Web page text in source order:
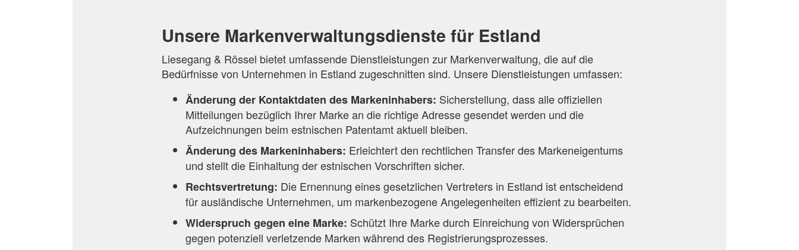
Unsere Markenverwaltungsdienste für Estland
Liesegang & Rössel bietet umfassende Dienstleistungen zur Markenverwaltung, die auf die
Bedürfnisse von Unternehmen in Estland zugeschnitten sind. Unsere Dienstleistungen umfassen:
Änderung der Kontaktdaten des Markeninhabers: Sicherstellung, dass alle offiziellen
Mitteilungen bezüglich Ihrer Marke an die richtige Adresse gesendet werden und die
Aufzeichnungen beim estnischen Patentamt aktuell bleiben.
Änderung des Markeninhabers: Erleichtert den rechtlichen Transfer des Markeneigentums
und stellt die Einhaltung der estnischen Vorschriften sicher.
Rechtsvertretung: Die Ernennung eines gesetzlichen Vertreters in Estland ist entscheidend
für ausländische Unternehmen, um markenbezogene Angelegenheiten effizient zu bearbeiten.
Widerspruch gegen eine Marke: Schützt Ihre Marke durch Einreichung von Widersprüchen
gegen potenziell verletzende Marken während des Registrierungsprozesses.